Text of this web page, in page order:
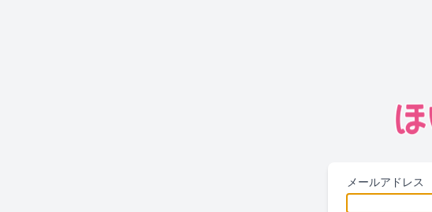
メールアドレス